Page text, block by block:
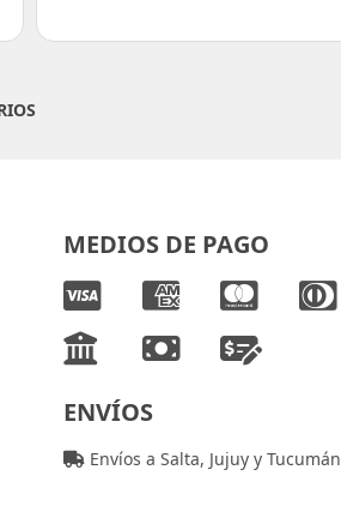
MEDIOS DE PAGO
ENVÍOS
Envíos a Salta, Jujuy y Tucumán